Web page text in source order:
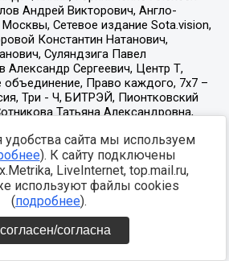
сайта мы используем
). К сайту подключены
LiveInternet, top.mail.ru,
используют файлы cookies
(подробнее).
согласна